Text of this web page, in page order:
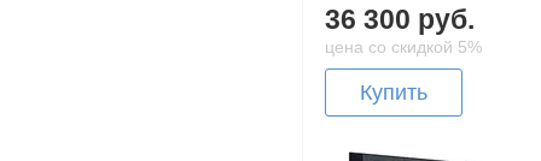
36 300 руб.
цена со скидкой 5%
Купить